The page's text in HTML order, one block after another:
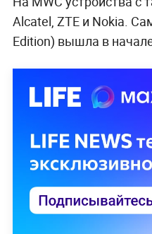
Alcatel, ZTE и Nokia.
Edition) вышла в